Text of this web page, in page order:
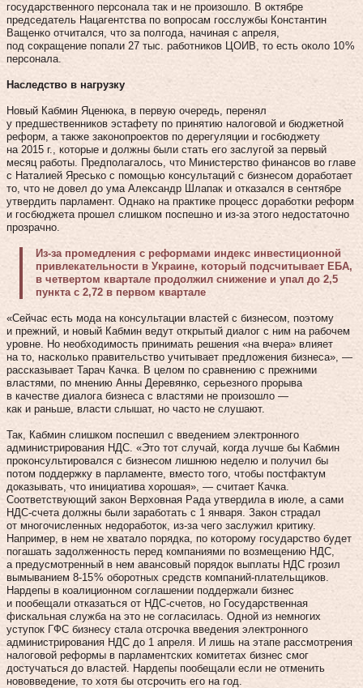
государственного персонала так и не произошло. В октябре
председатель Нацагентства по вопросам госслужбы Константин
Ващенко отчитался, что за полгода, начиная с апреля,
под сокращение попали 27 тыс. работников ЦОИВ, то есть около 10 %
персонала.
Наследство в нагрузку
Новый Кабмин Яценюка, в первую очередь, перенял
у предшественников эстафету по принятию налоговой и бюджетной
реформ, а также законопроектов по дерегуляции и госбюджету
на 2015 г., которые и должны были стать его заслугой за первый
месяц работы. Предполагалось, что Министерство финансов во главе
с Наталией Яресько с помощью консультаций с бизнесом доработает
то, что не довел до ума Александр Шлапак и отказался в сентябре
утвердить парламент. Однако на практике процесс доработки реформ
и госбюджета прошел слишком поспешно и из‑за этого недостаточно
прозрачно.
Из-за промедления с реформами индекс инвестиционной
привлекательности в Украине, который подсчитывает ЕБА,
в четвертом квартале продолжил снижение и упал до 2,5
пункта с 2,72 в первом квартале
«Сейчас есть мода на консультации властей с бизнесом, поэтому
и прежний, и новый Кабмин ведут открытый диалог с ним на рабочем
уровне. Но необходимость принимать решения «на вчера» влияет
на то, насколько правительство учитывает предложения бизнеса», —
рассказывает Тарач Качка. В целом по сравнению с прежними
властями, по мнению Анны Деревянко, серьезного прорыва
в качестве диалога бизнеса с властями не произошло —
как и раньше, власти слышат, но часто не слушают.
Так, Кабмин слишком поспешил с введением электронного
администрирования НДС. «Это тот случай, когда лучше бы Кабмин
проконсультировался с бизнесом лишнюю неделю и получил бы
потом поддержку в парламенте, вместо того, чтобы постфактум
доказывать, что инициатива хорошая», — считает Качка.
Соответствующий закон Верховная Рада утвердила в июле, а сами
НДС-счета должны были заработать с 1 января. Закон страдал
от многочисленных недоработок, из‑за чего заслужил критику.
Например, в нем не хватало порядка, по которому государство будет
погашать задолженность перед компаниями по возмещению НДС,
а предусмотренный в нем авансовый порядок выплаты НДС грозил
вымыванием 8‑15 % оборотных средств компаний-плательщиков.
Нардепы в коалиционном соглашении поддержали бизнес
и пообещали отказаться от НДС-счетов, но Государственная
фискальная служба на это не согласилась. Одной из немногих
уступок ГФС бизнесу стала отсрочка введения электронного
администрирования НДС до 1 апреля. И лишь на этапе рассмотрения
налоговой реформы в парламентских комитетах бизнес смог
достучаться до властей. Нардепы пообещали если не отменить
нововведение, то хотя бы отсрочить его на год.